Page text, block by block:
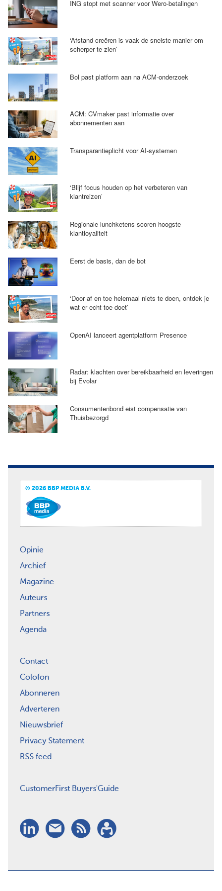
ING stopt met scanner voor Wero-betalingen
‘Afstand creëren is vaak de snelste manier om
scherper te zien’
Bol past platform aan na ACM-onderzoek
ACM: CVmaker past informatie over
abonnementen aan
Transparantieplicht voor AI-systemen
‘Blijf focus houden op het verbeteren van
klantreizen’
Regionale lunchketens scoren hoogste
klantloyaliteit
Eerst de basis, dan de bot
‘Door af en toe helemaal niets te doen, ontdek je
wat er echt toe doet’
OpenAI lanceert agentplatform Presence
Radar: klachten over bereikbaarheid en leveringen
bij Evolar
Consumentenbond eist compensatie van
Thuisbezorgd
© 2026 BBP MEDIA B.V.
Opinie
Archief
Magazine
Auteurs
Partners
Agenda
Contact
Colofon
Abonneren
Adverteren
Nieuwsbrief
Privacy Statement
RSS feed
CustomerFirst Buyers'Guide
LinkedIn
Nieuwsbrief
RSSAbonneren